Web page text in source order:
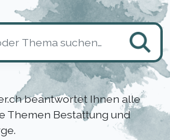
beantwortet Ihnen alle
Themen Bestattung und